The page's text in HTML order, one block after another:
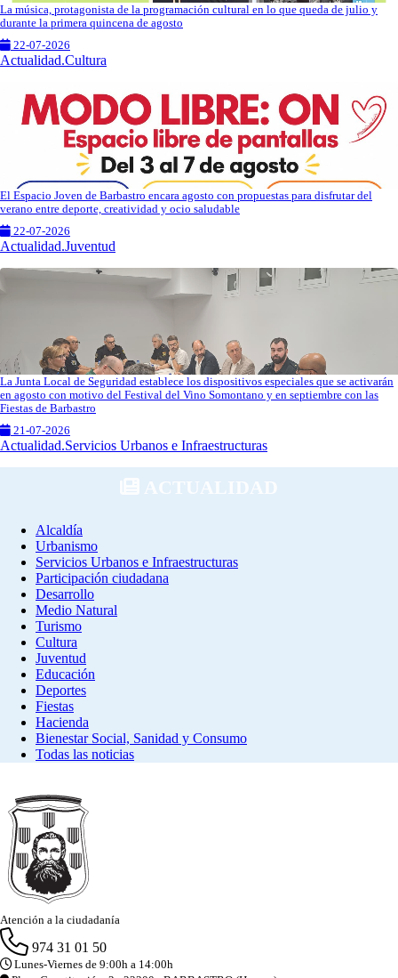
La música, protagonista de la programación cultural en lo que queda de julio y
durante la primera quincena de agosto
22-07-2026
Actualidad.Cultura
El Espacio Joven de Barbastro encara agosto con propuestas para disfrutar del
verano entre deporte, creatividad y ocio saludable
22-07-2026
Actualidad.Juventud
La Junta Local de Seguridad establece los dispositivos especiales que se activarán
en agosto con motivo del Festival del Vino Somontano y en septiembre con las
Fiestas de Barbastro
21-07-2026
Actualidad.Servicios Urbanos e Infraestructuras
ACTUALIDAD
Alcaldía
Urbanismo
Servicios Urbanos e Infraestructuras
Participación ciudadana
Desarrollo
Medio Natural
Turismo
Cultura
Juventud
Educación
Deportes
Fiestas
Hacienda
Bienestar Social, Sanidad y Consumo
Todas las noticias
Atención a la ciudadanía
974 31 01 50
Lunes-Viernes de 9:00h a 14:00h